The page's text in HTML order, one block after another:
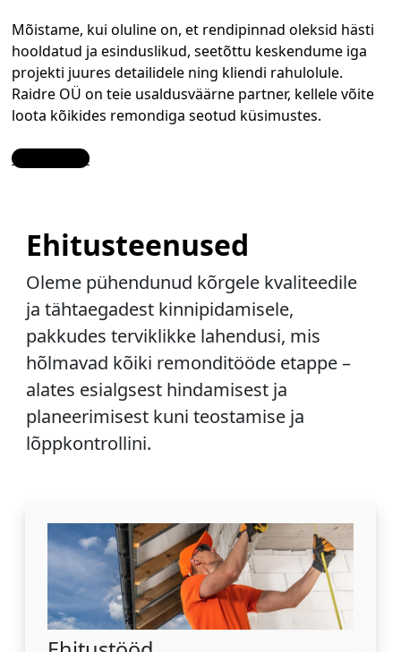
Mõistame, kui oluline on, et rendipinnad oleksid hästi
hooldatud ja esinduslikud, seetõttu keskendume iga
projekti juures detailidele ning kliendi rahulolule.
Raidre OÜ on teie usaldusväärne partner, kellele võite
loota kõikides remondiga seotud küsimustes.
Contact Us
Ehitusteenused
Oleme pühendunud kõrgele kvaliteedile
ja tähtaegadest kinnipidamisele,
pakkudes terviklikke lahendusi, mis
hõlmavad kõiki remonditööde etappe –
alates esialgsest hindamisest ja
planeerimisest kuni teostamise ja
lõppkontrollini.